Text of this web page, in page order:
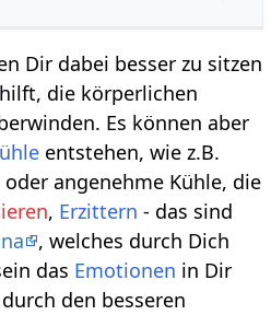
Dir dabei besser zu sitzen
hilft, die körperlichen
Es können aber
entstehen, wie z.B.
angenehme Kühle, die
, Erzittern - das sind
, welches durch Dich
das Emotionen in Dir
den besseren